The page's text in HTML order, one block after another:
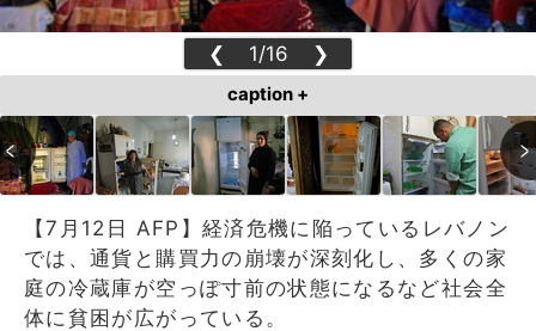
❮ 1/16 ❯
caption +
【7月12日 AFP】経済危機に陥っているレバノン
では、通貨と購買力の崩壊が深刻化し、多くの家
庭の冷蔵庫が空っぽ寸前の状態になるなど社会全
体に貧困が広がっている。